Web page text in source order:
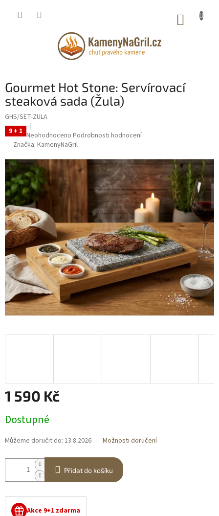
Gourmet Hot Stone: Servírovací
steaková sada (Žula)
GHS/SET-ZULA
9 + 1 Průměrné
hodnocení
je
0,0
z
5
hvězdiček.
Neohodnoceno Podrobnosti hodnocení
Značka: KamenyNaGril
1 590 Kč
cena:
Dostupné
Můžeme doručit do: 13.8.2026 Možnosti doručení
Přidat do košíku
Akce 9+1 zdarma